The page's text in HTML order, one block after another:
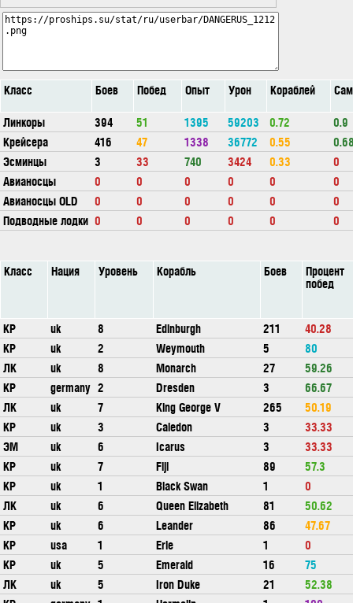
Класс Боев Побед Опыт Урон Кораблей
Линкоры
394 51 1395 59203 0.72
0.9
Крейсера
416 47 1338 36772 0.55
Эсминцы
3 33 740 3424 0.33
0
Авианосцы
0 0 0 0 0
0
Авианосцы OLD
0 0 0 0 0
0
Подводные лодки 0 0 0 0 0 0
Класс Нация Уровень Корабль Боев Процент
побед
КР uk 8 Edinburgh 211
40.28
КР
uk 2 Weymouth 5
80
ЛК
uk 8 Monarch 27
59.26
КР
germany 2 Dresden 3
66.67
ЛК
uk 7 King George V 265
50.19
КР
uk 3 Caledon 3
33.33
ЭМ
uk 6 Icarus 3
33.33
КР
uk 7 Fiji 89
57.3
КР
uk 1 Black Swan 1
0
ЛК
uk 6 Queen Elizabeth 81
50.62
КР
uk 6 Leander 86
47.67
КР
usa 1 Erie 1
0
КР
uk 5 Emerald 16
75
ЛК
uk 5 Iron Duke 21
52.38